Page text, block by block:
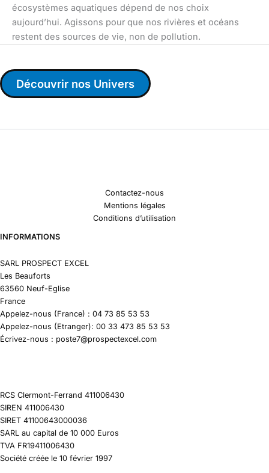
écosystèmes aquatiques dépend de nos choix
aujourd’hui. Agissons pour que nos rivières et océans
restent des sources de vie, non de pollution.
Découvrir nos Univers
Contactez-nous
Mentions légales
Conditions d’utilisation
INFORMATIONS
SARL PROSPECT EXCEL
Les Beauforts
63560 Neuf-Eglise
France
Appelez-nous (France) : 04 73 85 53 53
Appelez-nous (Etranger): 00 33 473 85 53 53
Écrivez-nous : poste7@prospectexcel.com
RCS Clermont-Ferrand 411006430
SIREN 411006430
SIRET 41100643000036
SARL au capital de 10 000 Euros
TVA FR19411006430
Société créée le 10 février 1997